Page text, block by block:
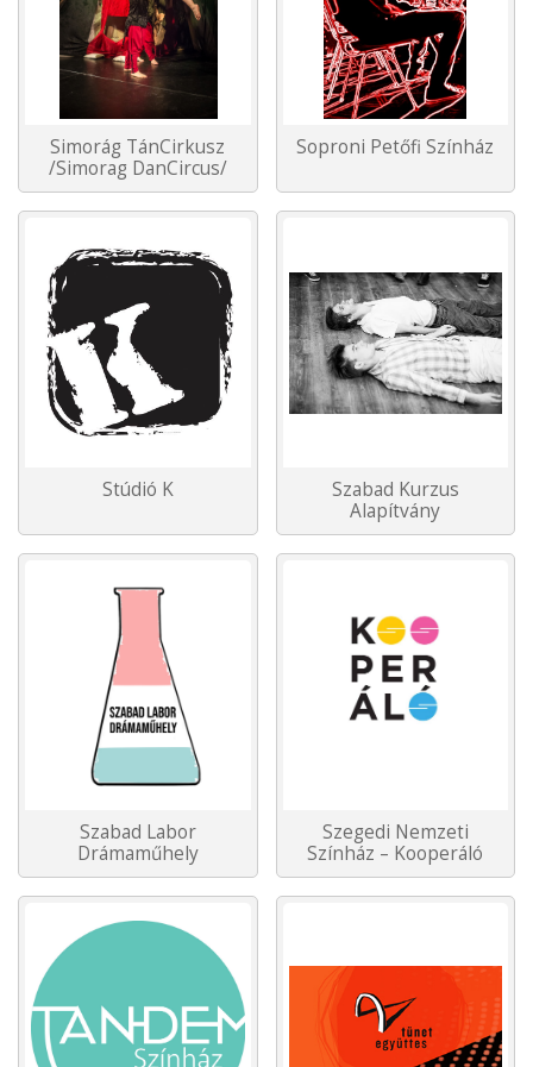
Simorág TánCirkusz
/Simorag DanCircus/
Soproni Petőfi Színház
Stúdió K
Szabad Kurzus
Alapítvány
Szabad Labor
Drámaműhely
Szegedi Nemzeti
Színház – Kooperáló